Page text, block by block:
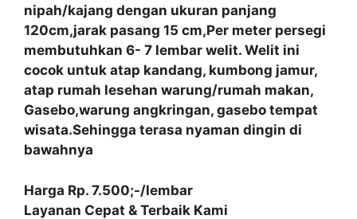
nipah/kajang dengan ukuran panjang
120cm,jarak pasang 15 cm,Per meter persegi
membutuhkan 6- 7 lembar welit. Welit ini
cocok untuk atap kandang, kumbong jamur,
atap rumah lesehan warung/rumah makan,
Gasebo,warung angkringan, gasebo tempat
wisata.Sehingga terasa nyaman dingin di
bawahnya
Harga Rp. 7.500;-/lembar
Layanan Cepat & Terbaik Kami